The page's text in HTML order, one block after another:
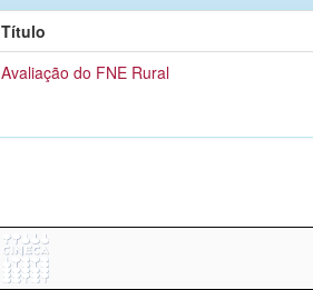
Título
Avaliação do FNE Rural